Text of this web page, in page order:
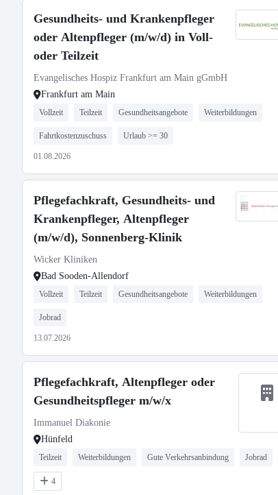
Gesundheits- und Krankenpfleger
oder Altenpfleger (m/w/d) in Voll-
oder Teilzeit
Evangelisches Hospiz Frankfurt am Main gGmbH
Frankfurt am Main
Vollzeit Teilzeit Gesundheitsangebote Weiterbildungen
Fahrtkostenzuschuss Urlaub >= 30
01.08.2026
Pflegefachkraft, Gesundheits- und
Krankenpfleger, Altenpfleger
(m/w/d), Sonnenberg-Klinik
Wicker Kliniken
Bad Sooden-Allendorf
Vollzeit Teilzeit Gesundheitsangebote Weiterbildungen
Jobrad
13.07.2026
Pflegefachkraft, Altenpfleger oder
Gesundheitspfleger m/w/x
Immanuel Diakonie
Hünfeld
Teilzeit Weiterbildungen Gute Verkehrsanbindung Jobrad
4